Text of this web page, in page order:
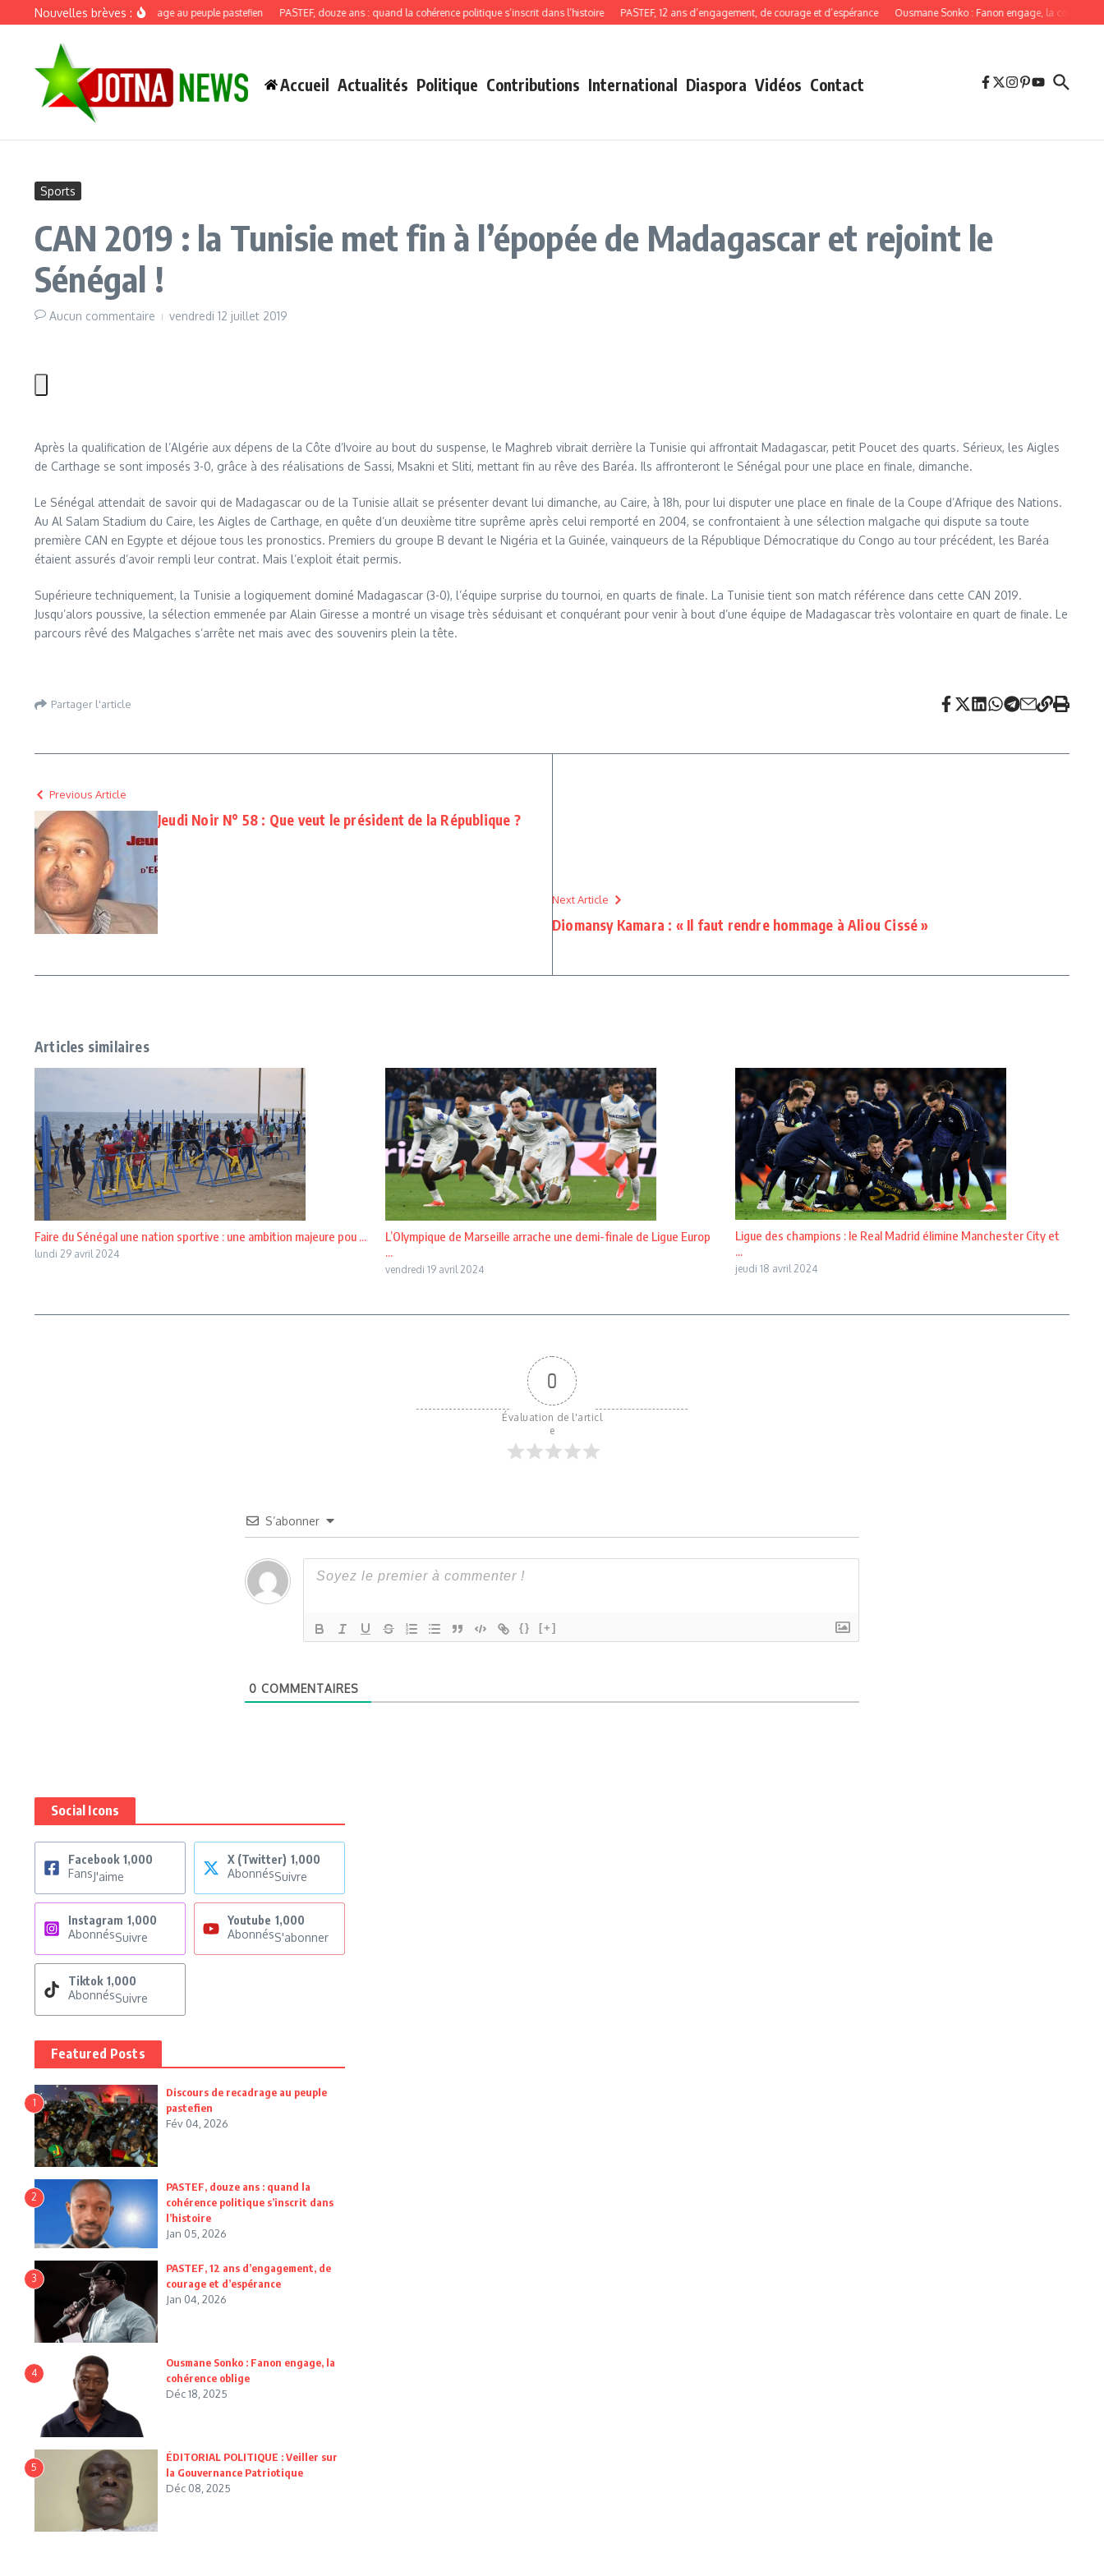
Aller au contenu
Nouvelles brèves :
Discours de recadrage au peuple pastefien PASTEF, douze ans : quand la cohérence politique s’inscrit dans l’histoire PASTEF, 12 ans d’engagement, de courage et d’espérance Ousmane Sonko : Fanon engage, la cohérence
Accueil Actualités Politique Contributions International Diaspora Vidéos Contact
Sports
CAN 2019 : la Tunisie met fin à l’épopée de Madagascar et rejoint le
Sénégal !
Aucun commentaire vendredi 12 juillet 2019
Après la qualification de l’Algérie aux dépens de la Côte d’Ivoire au bout du suspense, le Maghreb vibrait derrière la Tunisie qui affrontait Madagascar, petit Poucet des quarts. Sérieux, les Aigles
de Carthage se sont imposés 3-0, grâce à des réalisations de Sassi, Msakni et Sliti, mettant fin au rêve des Baréa. Ils affronteront le Sénégal pour une place en finale, dimanche.
Le Sénégal attendait de savoir qui de Madagascar ou de la Tunisie allait se présenter devant lui dimanche, au Caire, à 18h, pour lui disputer une place en finale de la Coupe d’Afrique des Nations.
Au Al Salam Stadium du Caire, les Aigles de Carthage, en quête d’un deuxième titre suprême après celui remporté en 2004, se confrontaient à une sélection malgache qui dispute sa toute
première CAN en Egypte et déjoue tous les pronostics. Premiers du groupe B devant le Nigéria et la Guinée, vainqueurs de la République Démocratique du Congo au tour précédent, les Baréa
étaient assurés d’avoir rempli leur contrat. Mais l’exploit était permis.
Supérieure techniquement, la Tunisie a logiquement dominé Madagascar (3-0), l’équipe surprise du tournoi, en quarts de finale. La Tunisie tient son match référence dans cette CAN 2019.
Jusqu’alors poussive, la sélection emmenée par Alain Giresse a montré un visage très séduisant et conquérant pour venir à bout d’une équipe de Madagascar très volontaire en quart de finale. Le
parcours rêvé des Malgaches s’arrête net mais avec des souvenirs plein la tête.
Partager l'article
Previous Article
Jeudi Noir N° 58 : Que veut le président de la République ?
Next Article
Diomansy Kamara : « Il faut rendre hommage à Aliou Cissé »
Articles similaires
Faire du Sénégal une nation sportive : une ambition majeure pou ...
lundi 29 avril 2024
L’Olympique de Marseille arrache une demi-finale de Ligue Europ
...
vendredi 19 avril 2024
Ligue des champions : le Real Madrid élimine Manchester City et
...
jeudi 18 avril 2024
0
Évaluation de l'articl
e
S’abonner
{} [+]
0 COMMENTAIRES
Social Icons
Facebook 1,000
FansJ'aime
X (Twitter) 1,000
AbonnésSuivre
Instagram 1,000
AbonnésSuivre
Youtube 1,000
AbonnésS'abonner
Tiktok 1,000
AbonnésSuivre
Featured Posts
1
Discours de recadrage au peuple
pastefien
Fév 04, 2026
2
PASTEF, douze ans : quand la
cohérence politique s’inscrit dans
l’histoire
Jan 05, 2026
3
PASTEF, 12 ans d’engagement, de
courage et d’espérance
Jan 04, 2026
4
Ousmane Sonko : Fanon engage, la
cohérence oblige
Déc 18, 2025
5
ÉDITORIAL POLITIQUE : Veiller sur
la Gouvernance Patriotique
Déc 08, 2025